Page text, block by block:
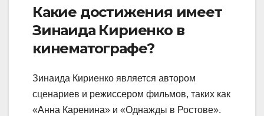
Какие достижения имеет
Зинаида Кириенко в
кинематографе?
Зинаида Кириенко является автором
сценариев и режиссером фильмов, таких как
«Анна Каренина» и «Однажды в Ростове».